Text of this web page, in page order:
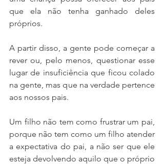
que ela não tenha ganhado deles
próprios.
A partir disso, a gente pode começar a
rever ou, pelo menos, questionar esse
lugar de insuficiência que ficou colado
na gente, mas que na verdade pertence
aos nossos pais.
Um filho não tem como frustrar um pai,
porque não tem como um filho atender
a expectativa do pai, a não ser que ele
esteja devolvendo aquilo que o próprio